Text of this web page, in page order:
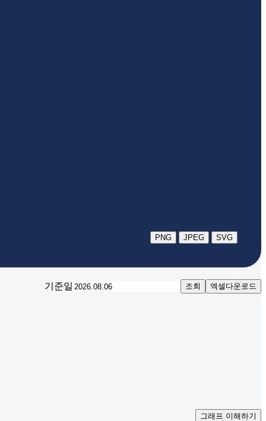
PNG JPEG SVG
기준일 조회 엑셀다운로드
그래프 이해하기